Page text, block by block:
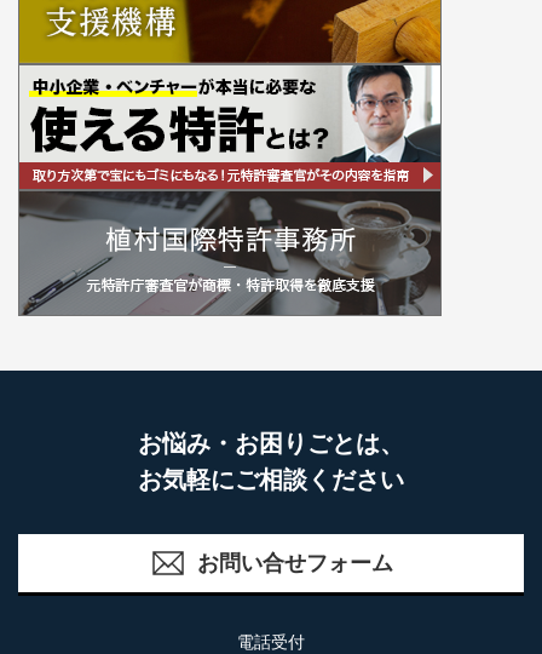
お悩み・お困りごとは、
お気軽にご相談ください
お問い合せフォーム
電話受付